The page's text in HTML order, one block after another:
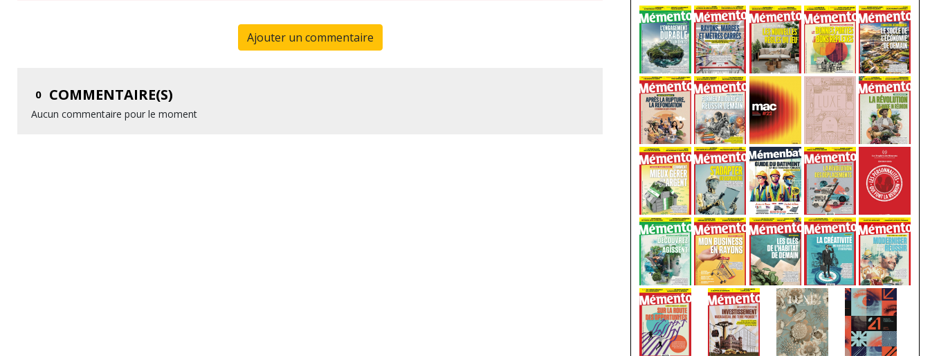
Ajouter un commentaire
0 COMMENTAIRE(S)
Aucun commentaire pour le moment